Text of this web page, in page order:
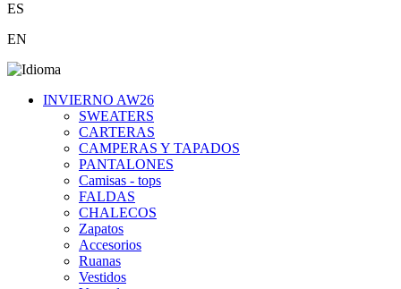
ES
EN
INVIERNO AW26
SWEATERS
CARTERAS
CAMPERAS Y TAPADOS
PANTALONES
Camisas - tops
FALDAS
CHALECOS
Zapatos
Accesorios
Ruanas
Vestidos